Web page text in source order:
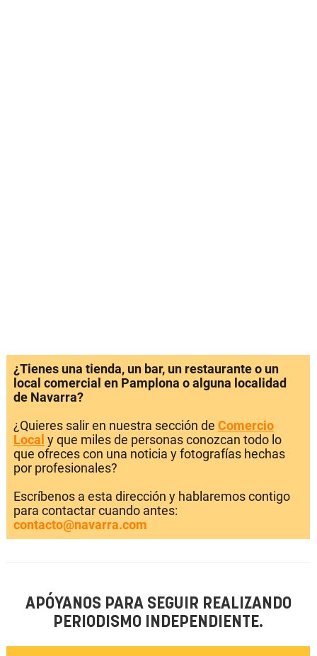
¿Tienes una tienda, un bar, un restaurante o un
local comercial en Pamplona o alguna localidad
de Navarra?
¿Quieres salir en nuestra sección de Comercio
Local y que miles de personas conozcan todo lo
que ofreces con una noticia y fotografías hechas
por profesionales?
Escríbenos a esta dirección y hablaremos contigo
para contactar cuando antes:
contacto@navarra.com
APÓYANOS PARA SEGUIR REALIZANDO
PERIODISMO INDEPENDIENTE.